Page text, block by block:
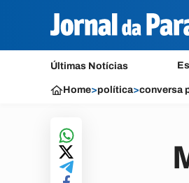
Últimas Notícias
Home>política>conversa